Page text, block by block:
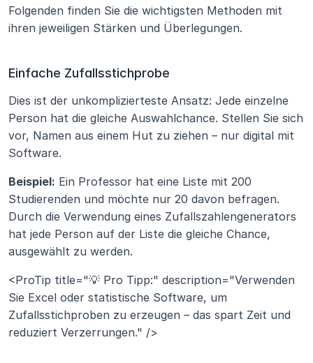
Folgenden finden Sie die wichtigsten Methoden mit
ihren jeweiligen Stärken und Überlegungen.
Einfache Zufallsstichprobe
Dies ist der unkomplizierteste Ansatz: Jede einzelne
Person hat die gleiche Auswahlchance. Stellen Sie sich
vor, Namen aus einem Hut zu ziehen – nur digital mit
Software.
Beispiel: Ein Professor hat eine Liste mit 200
Studierenden und möchte nur 20 davon befragen.
Durch die Verwendung eines Zufallszahlengenerators
hat jede Person auf der Liste die gleiche Chance,
ausgewählt zu werden.
<ProTip title="💡 Pro Tipp:" description="Verwenden
Sie Excel oder statistische Software, um
Zufallsstichproben zu erzeugen – das spart Zeit und
reduziert Verzerrungen." />